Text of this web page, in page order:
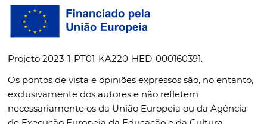
Projeto 2023-1-PT01-KA220-HED-000160391.
Os pontos de vista e opiniões expressos são, no entanto,
exclusivamente dos autores e não refletem
necessariamente os da União Europeia ou da Agência